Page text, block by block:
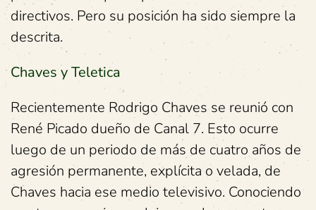
directivos. Pero su posición ha sido siempre la
descrita.
Chaves y Teletica
Recientemente Rodrigo Chaves se reunió con
René Picado dueño de Canal 7. Esto ocurre
luego de un periodo de más de cuatro años de
agresión permanente, explícita o velada, de
Chaves hacia ese medio televisivo. Conociendo